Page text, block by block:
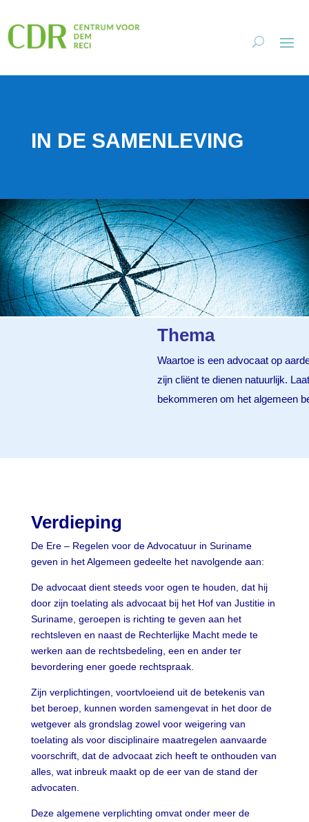
IN DE SAMENLEVING
Thema
Waartoe is een advocaat op
zijn cliënt te dienen natuurlijk.
bekommeren om het algemeen
Verdieping
De Ere – Regelen voor de Advocatuur in Suriname
geven in het Algemeen gedeelte het navolgende aan:
De advocaat dient steeds voor ogen te houden, dat hij
door zijn toelating als advocaat bij het Hof van Justitie in
Suriname, geroepen is richting te geven aan het
rechtsleven en naast de Rechterlijke Macht mede te
werken aan de rechtsbedeling, een en ander ter
bevordering ener goede rechtspraak.
Zijn verplichtingen, voortvloeiend uit de betekenis van
bet beroep, kunnen worden samengevat in het door de
wetgever als grondslag zowel voor weigering van
toelating als voor disciplinaire maatregelen aanvaarde
voorschrift, dat de advocaat zich heeft te onthouden van
alles, wat inbreuk maakt op de eer van de stand der
advocaten.
Deze algemene verplichting omvat onder meer de